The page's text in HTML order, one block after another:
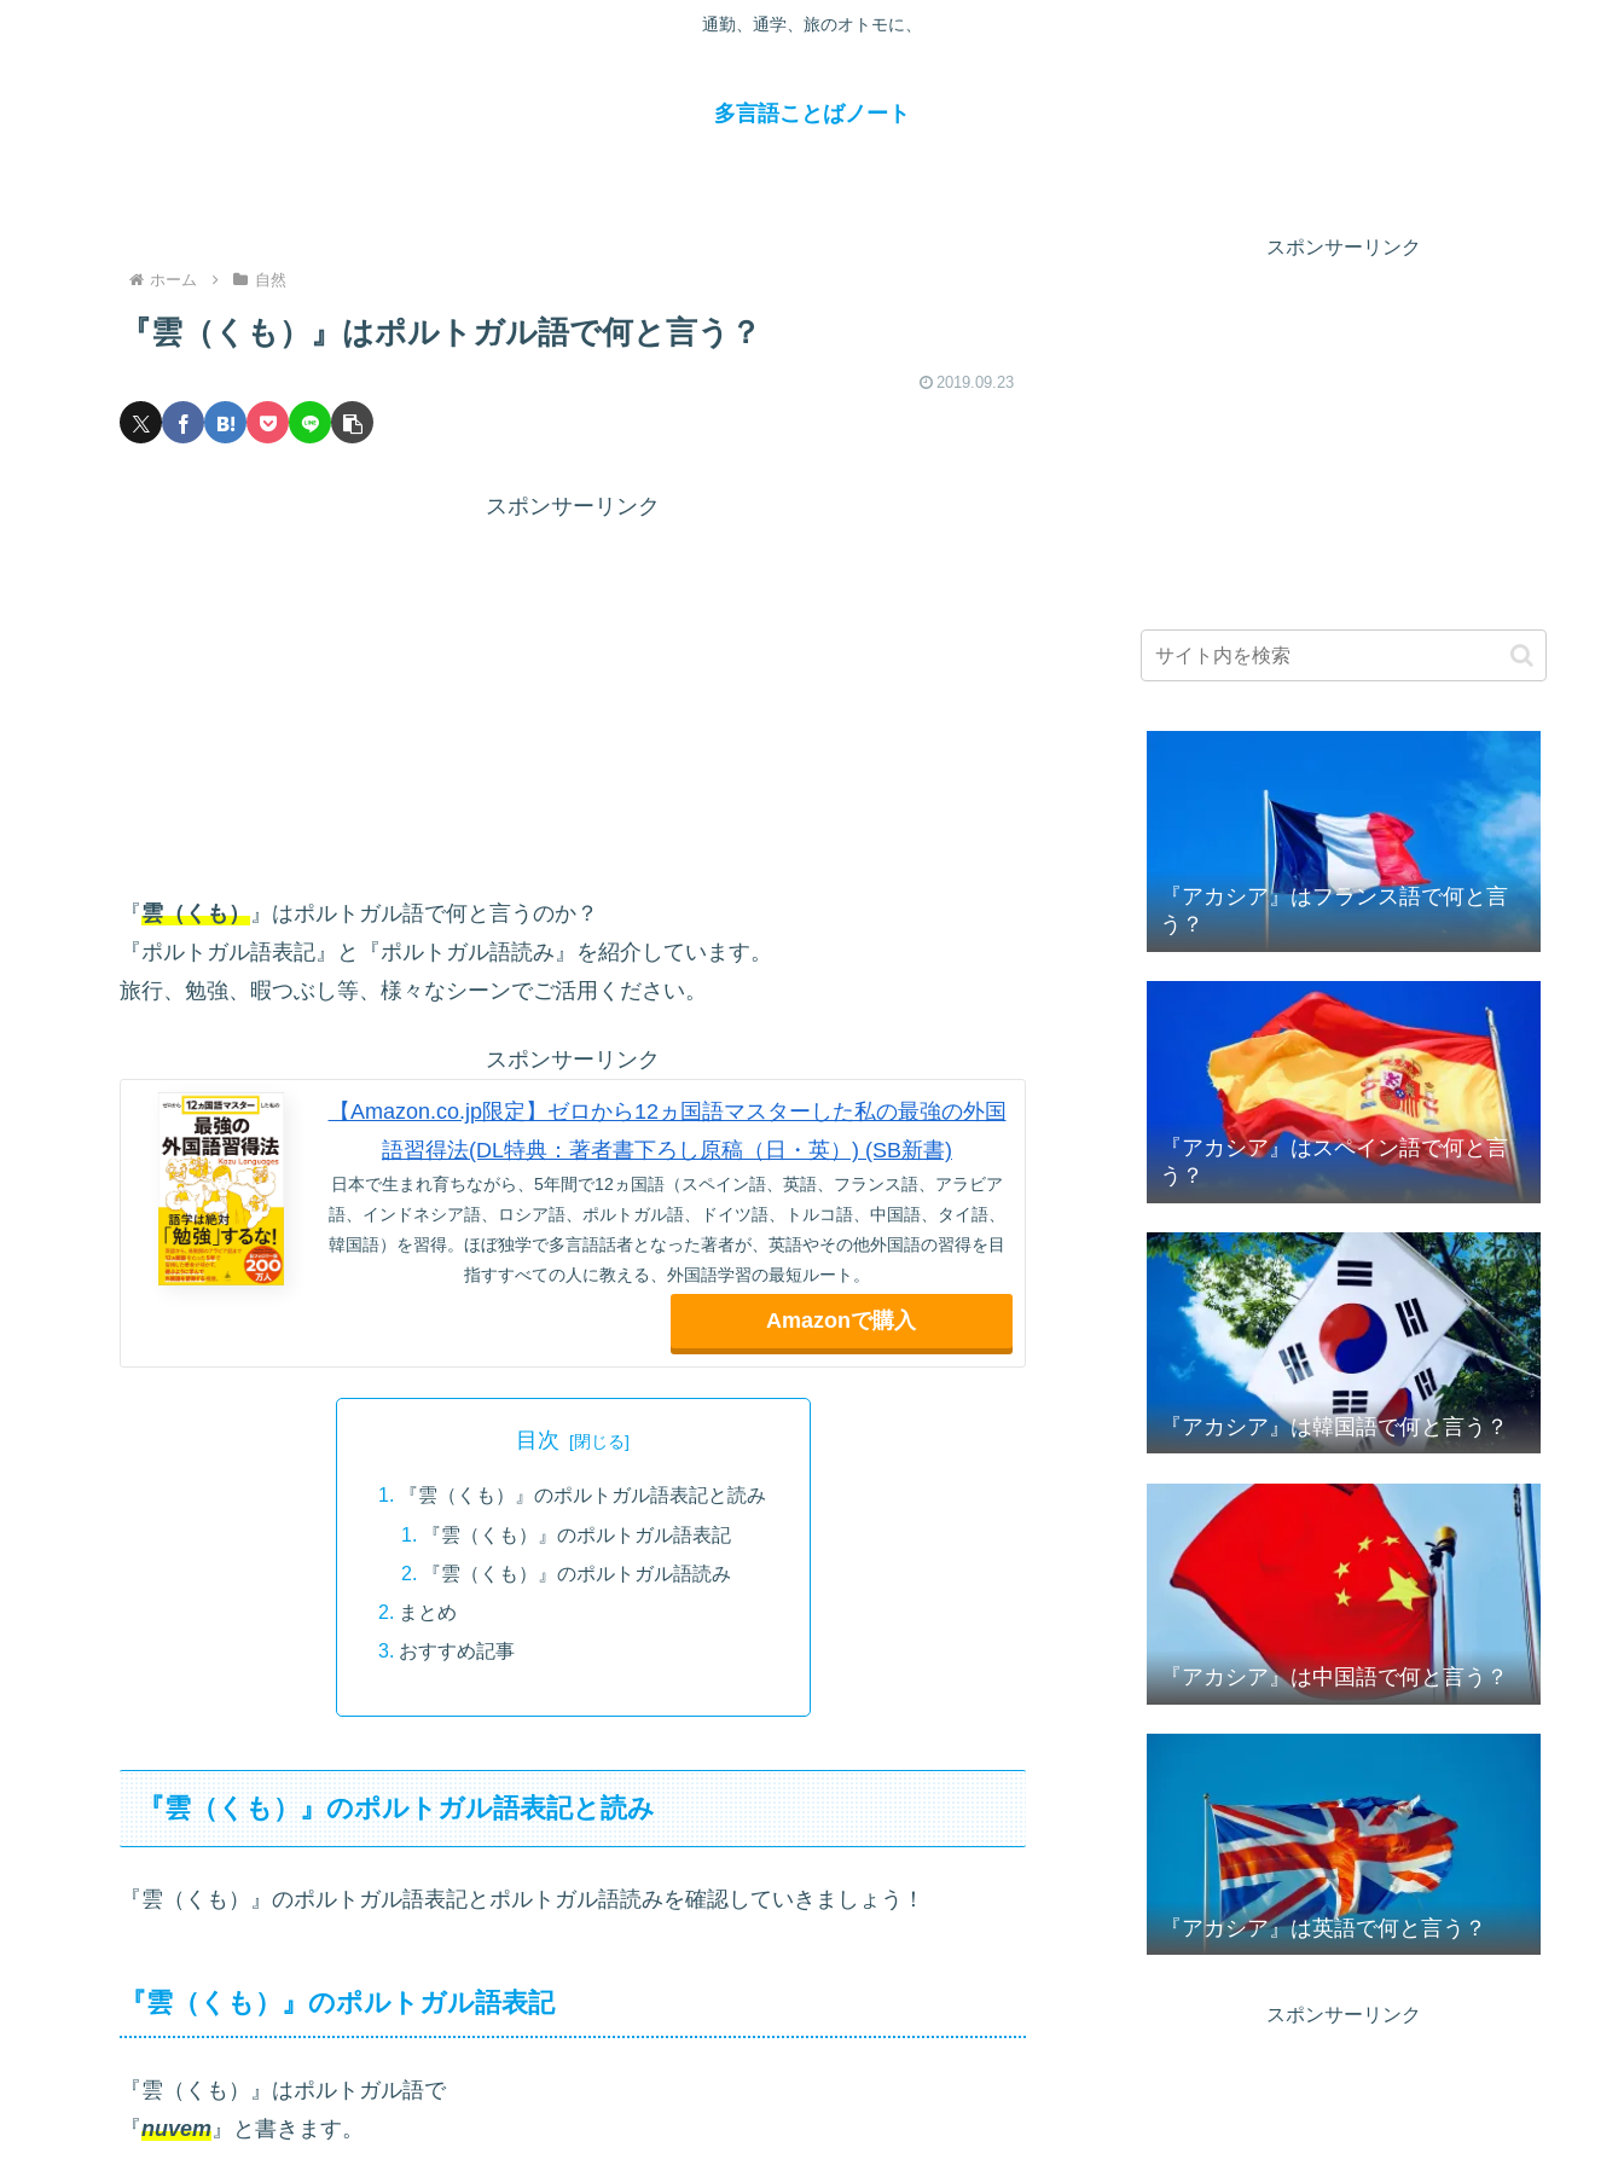
通勤、通学、旅のオトモに、
多言語ことばノート
ホーム 自然
『雲（くも）』はポルトガル語で何と言う？
2019.09.23
スポンサーリンク
『雲（くも） 』はポルトガル語で何と言うのか？
『ポルトガル語表記』と『ポルトガル語読み』を紹介しています。
旅行、勉強、暇つぶし等、様々なシーンでご活用ください。
スポンサーリンク
【Amazon.co.jp限定】ゼロから12ヵ国語マスターした私の最強の外国
語習得法(DL特典：著者書下ろし原稿（日・英）) (SB新書)
日本で生まれ育ちながら、5年間で12ヵ国語（スペイン語、英語、フランス語、アラビア
語、インドネシア語、ロシア語、ポルトガル語、ドイツ語、トルコ語、中国語、タイ語、
韓国語）を習得。ほぼ独学で多言語話者となった著者が、英語やその他外国語の習得を目
指すすべての人に教える、外国語学習の最短ルート。
Amazonで購入
目次
『雲（くも）』のポルトガル語表記と読み
『雲（くも）』のポルトガル語表記
『雲（くも）』のポルトガル語読み
まとめ
おすすめ記事
『雲（くも）』のポルトガル語表記と読み
『雲（くも）』のポルトガル語表記とポルトガル語読みを確認していきましょう！
『雲（くも）』のポルトガル語表記
『雲（くも）』はポルトガル語で
『nuvem 』と書きます。
スポンサーリンク
『アカシア』はフランス語で何と言
う？
『アカシア』はスペイン語で何と言
う？
『アカシア』は韓国語で何と言う？
『アカシア』は中国語で何と言う？
『アカシア』は英語で何と言う？
スポンサーリンク